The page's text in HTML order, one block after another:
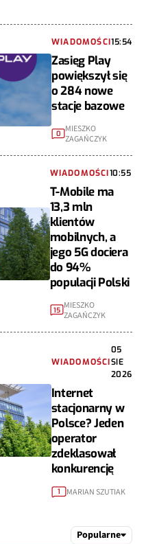
WIADOMOŚCI15:54
Zasięg Play
powiększył się
o 284 nowe
stacje bazowe
0
MIESZKO
ZAGAŃCZYK
WIADOMOŚCI10:55
T-Mobile ma
13,3 mln
klientów
mobilnych, a
jego 5G dociera
do 94%
populacji Polski
15 MIESZKO
ZAGAŃCZYK
WIADOMOŚCI
05
SIE
2026
Internet
stacjonarny w
Polsce? Jeden
operator
zdeklasował
konkurencję
1 MARIAN SZUTIAK
Popularne